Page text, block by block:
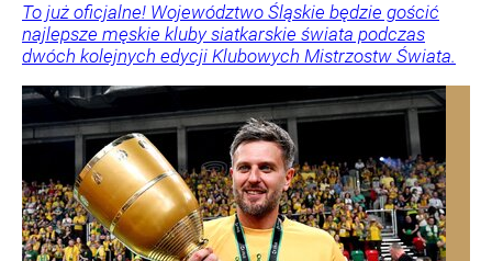
To już oficjalne! Województwo Śląskie będzie gościć
najlepsze męskie kluby siatkarskie świata podczas
dwóch kolejnych edycji Klubowych Mistrzostw Świata.